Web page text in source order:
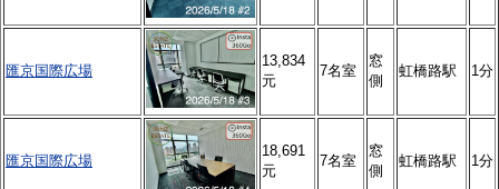
匯京国際広場
13,834
元
7名室
窓
側
虹橋路駅 1分
匯京国際広場
18,691
元
7名室
窓
側
虹橋路駅 1分